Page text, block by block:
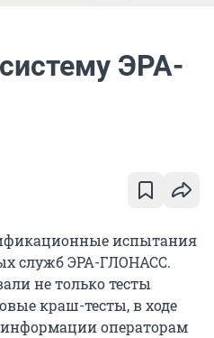
ЭРА-
испытания
служб ЭРА-ГЛОНАСС.
не только тесты
краш-тесты, в ходе
информации операторам